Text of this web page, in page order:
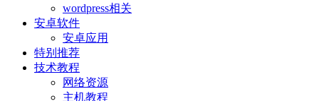
wordpress相关
安卓软件
安卓应用
特别推荐
技术教程
网络资源
主机教程